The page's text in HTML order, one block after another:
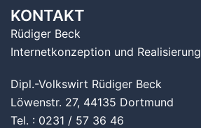
KONTAKT
Rüdiger Beck
Internetkonzeption und Realisierung
Dipl.-Volkswirt Rüdiger Beck
Löwenstr. 27, 44135 Dortmund
Tel. : 0231 / 57 36 46